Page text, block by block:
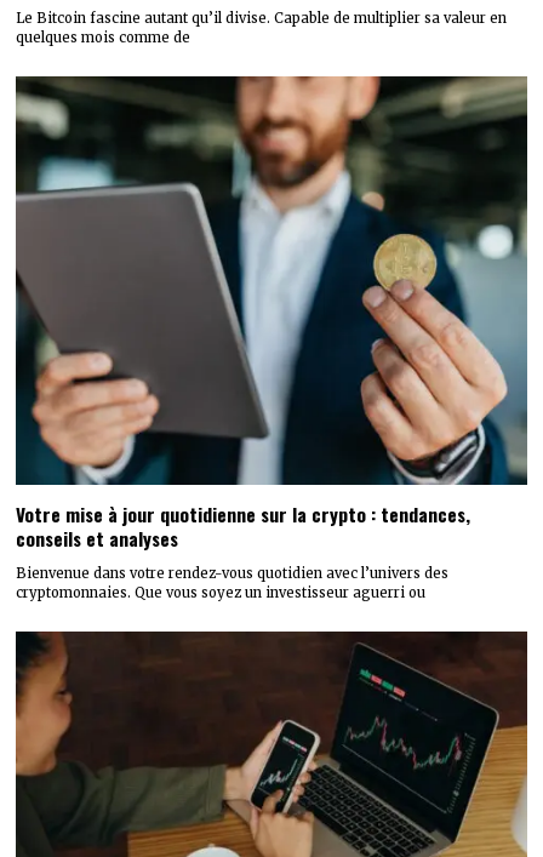
Le Bitcoin fascine autant qu’il divise. Capable de multiplier sa valeur en
quelques mois comme de
Votre mise à jour quotidienne sur la crypto : tendances,
conseils et analyses
Bienvenue dans votre rendez-vous quotidien avec l’univers des
cryptomonnaies. Que vous soyez un investisseur aguerri ou